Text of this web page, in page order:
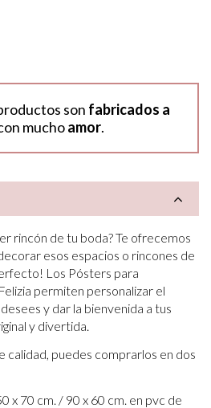
son fabricados a
muchoamor.
rincón de tu boda? Te ofrecemos
esos espacios o rincones de
Los Pósters para
permiten personalizar el
y dar la bienvenida a tus
y divertida.
calidad, puedes comprarlos en dos
x 70 cm. / 90 x 60 cm. en pvc de